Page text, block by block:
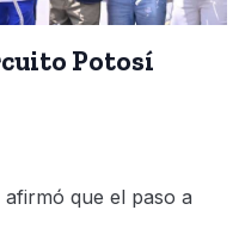
Potosí
que el paso a